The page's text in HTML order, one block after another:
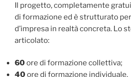
Il progetto, completamente
di formazione ed è strutturato
d’impresa in realtà concreta. Lo
articolato:
60ore di formazione collettiva;
40ore di formazione individuale.